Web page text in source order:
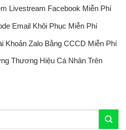
Livestream Facebook Miễn Phí
Email Khôi Phục Miễn Phí
Khoản Zalo Bằng CCCD Miễn Phí
Thương Hiệu Cá Nhân Trên